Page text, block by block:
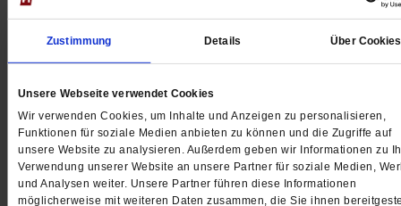
Zustimmung Details Über Cookies
Unsere Webseite verwendet Cookies
Wir verwenden Cookies, um Inhalte und Anzeigen zu personalisieren,
Funktionen für soziale Medien anbieten zu können und die Zugriffe auf
unsere Website zu analysieren. Außerdem geben wir Informationen zu
Verwendung unserer Website an unsere Partner für soziale Medien,
und Analysen weiter. Unsere Partner führen diese Informationen
möglicherweise mit weiteren Daten zusammen, die Sie ihnen